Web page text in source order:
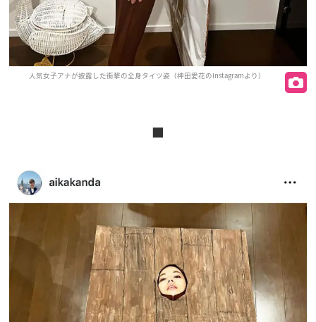
人気女子アナが披露した衝撃の全身タイツ姿（神田愛花のInstagramより）
■